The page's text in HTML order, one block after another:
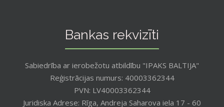
Bankas rekvizīti
Sabiedrība ar ierobežotu atbildību "IPAKS BALTIJA"
Reģistrācijas numurs: 40003362344
PVN: LV40003362344
Juridiska Adrese: Rīga, Andreja Saharova iela 17 - 60